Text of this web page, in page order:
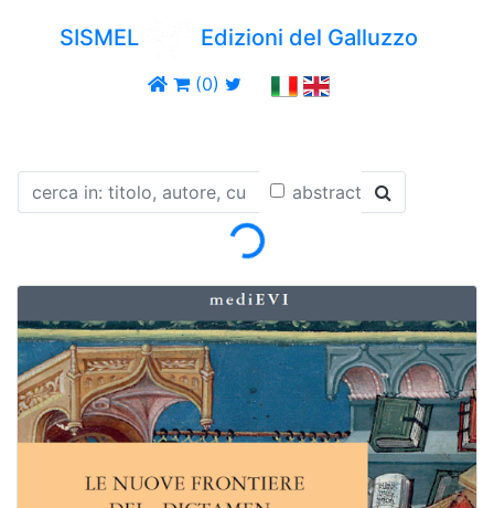
SISMEL Edizioni del Galluzzo
(0)
abstract
Loading...